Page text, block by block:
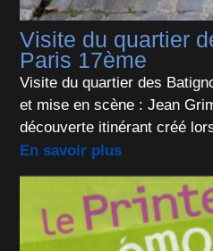
Visite du quartier
Paris 17ème
Visite du quartier des
et mise en scène : Jean
découverte itinérant créé
En savoir plus